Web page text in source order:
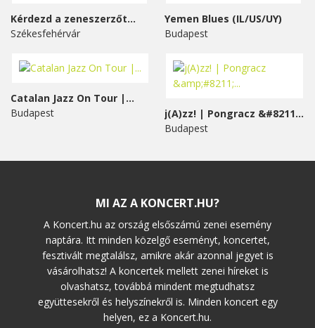
Kérdezd a zeneszerzőt...
Székesfehérvár
Yemen Blues (IL/US/UY)
Budapest
Catalan Jazz On Tour |...
Budapest
j(A)zz! | Pongracz &#8211;...
Budapest
MI AZ A KONCERT.HU?
A Koncert.hu az ország elsőszámú zenei esemény
naptára. Itt minden közelgő eseményt, koncertet,
fesztivált megtalálsz, amikre akár azonnal jegyet is
vásárolhatsz! A koncertek mellett zenei híreket is
olvashatsz, továbbá mindent megtudhatsz
együttesekről és helyszínekről is. Minden koncert egy
helyen, ez a Koncert.hu.